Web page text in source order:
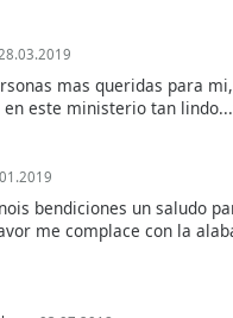
28.03.2019
mas queridas para
este ministerio tan
bendiciones un saludo
me complace con la